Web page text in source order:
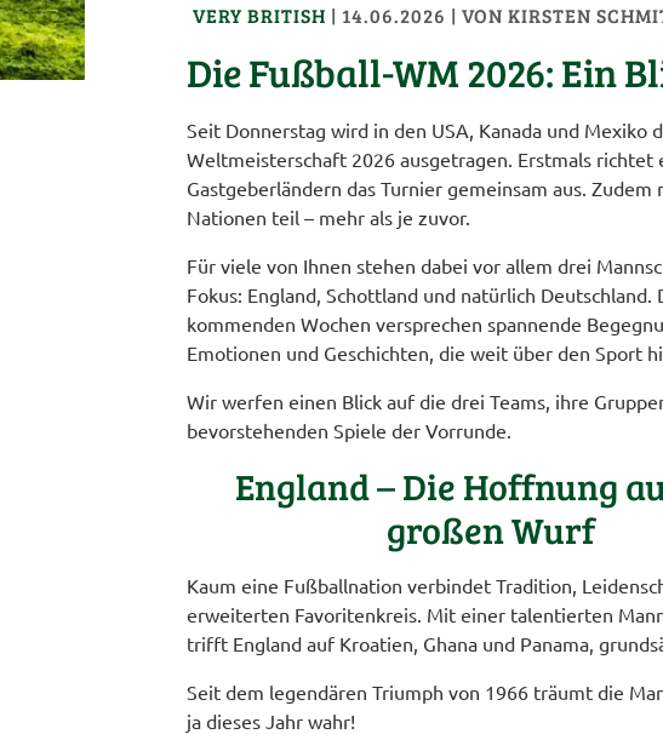
VERY BRITISH | 14.06.2026 | VONKIRSTEN
Die Fußball-WM 2026: Ein
Seit Donnerstag wird in den USA, Kanada und Mexiko
Weltmeisterschaft 2026 ausgetragen. Erstmals richtet
Gastgeberländern das Turnier gemeinsam aus. Zudem
Nationen teil – mehr als je zuvor.
Für viele von Ihnen stehen dabei vor allem drei
Fokus: England, Schottland und natürlich Deutschland.
kommenden Wochen versprechen spannende
Emotionen und Geschichten, die weit über den Sport
Wir werfen einen Blick auf die drei Teams, ihre
bevorstehenden Spiele der Vorrunde.
England – Die Hoffnung
großen Wurf
Kaum eine Fußballnation verbindet Tradition,
erweiterten Favoritenkreis. Mit einer talentierten
trifft England auf Kroatien, Ghana und Panama,
Seit dem legendären Triumph von 1966 träumt die
ja dieses Jahr wahr!